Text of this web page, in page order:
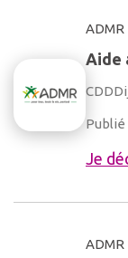
ADMR
Aide
CDD
Publié
Je
ADMR